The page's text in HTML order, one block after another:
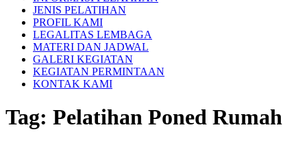
JENIS PELATIHAN
PROFIL KAMI
LEGALITAS LEMBAGA
MATERI DAN JADWAL
GALERI KEGIATAN
KEGIATAN PERMINTAAN
KONTAK KAMI
Tag: Pelatihan Poned